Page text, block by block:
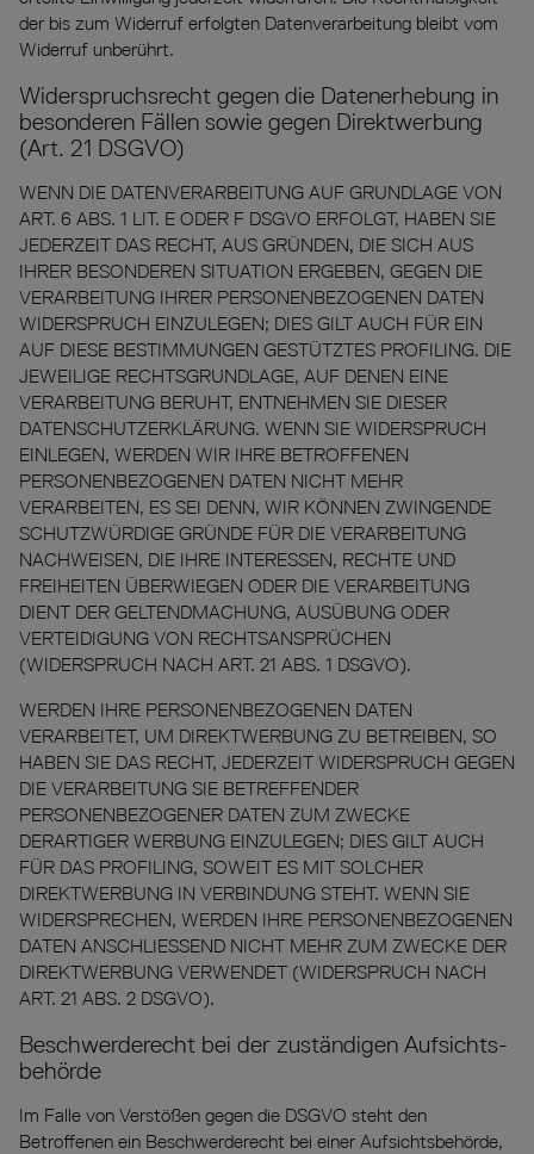
der bis zum Widerruf erfolgten Datenverarbeitung bleibt vom
Widerruf unberührt.
Widerspruchsrecht gegen die Datenerhebung in
besonderen Fällen sowie gegen Direktwerbung
(Art. 21 DSGVO)
WENN DIE DATENVERARBEITUNG AUF GRUNDLAGE VON
ART. 6 ABS. 1 LIT. E ODER F DSGVO ERFOLGT, HABEN SIE
JEDERZEIT DAS RECHT, AUS GRÜNDEN, DIE SICH AUS
IHRER BESONDEREN SITUATION ERGEBEN, GEGEN DIE
VERARBEITUNG IHRER PERSONENBEZOGENEN DATEN
WIDERSPRUCH EINZULEGEN; DIES GILT AUCH FÜR EIN
AUF DIESE BESTIMMUNGEN GESTÜTZTES PROFILING. DIE
JEWEILIGE RECHTSGRUNDLAGE, AUF DENEN EINE
VERARBEITUNG BERUHT, ENTNEHMEN SIE DIESER
DATENSCHUTZERKLÄRUNG. WENN SIE WIDERSPRUCH
EINLEGEN, WERDEN WIR IHRE BETROFFENEN
PERSONENBEZOGENEN DATEN NICHT MEHR
VERARBEITEN, ES SEI DENN, WIR KÖNNEN ZWINGENDE
SCHUTZWÜRDIGE GRÜNDE FÜR DIE VERARBEITUNG
NACHWEISEN, DIE IHRE INTERESSEN, RECHTE UND
FREIHEITEN ÜBERWIEGEN ODER DIE VERARBEITUNG
DIENT DER GELTENDMACHUNG, AUSÜBUNG ODER
VERTEIDIGUNG VON RECHTSANSPRÜCHEN
(WIDERSPRUCH NACH ART. 21 ABS. 1 DSGVO).
WERDEN IHRE PERSONENBEZOGENEN DATEN
VERARBEITET, UM DIREKTWERBUNG ZU BETREIBEN, SO
HABEN SIE DAS RECHT, JEDERZEIT WIDERSPRUCH GEGEN
DIE VERARBEITUNG SIE BETREFFENDER
PERSONENBEZOGENER DATEN ZUM ZWECKE
DERARTIGER WERBUNG EINZULEGEN; DIES GILT AUCH
FÜR DAS PROFILING, SOWEIT ES MIT SOLCHER
DIREKTWERBUNG IN VERBINDUNG STEHT. WENN SIE
WIDERSPRECHEN, WERDEN IHRE PERSONENBEZOGENEN
DATEN ANSCHLIESSEND NICHT MEHR ZUM ZWECKE DER
DIREKTWERBUNG VERWENDET (WIDERSPRUCH NACH
ART. 21 ABS. 2 DSGVO).
Beschwerde­recht bei der zuständigen Aufsichts­
behörde
Im Falle von Verstößen gegen die DSGVO steht den
Betroffenen ein Beschwerderecht bei einer Aufsichtsbehörde,